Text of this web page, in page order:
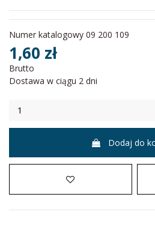
Numer katalogowy 09 200 109
1,60 zł
Brutto
Dostawa w ciągu 2 dni
Dodaj do